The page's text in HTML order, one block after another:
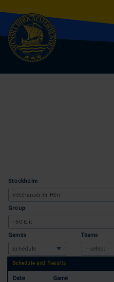
Stockholm
Group
Games Teams
Schedule and Results
Date Game